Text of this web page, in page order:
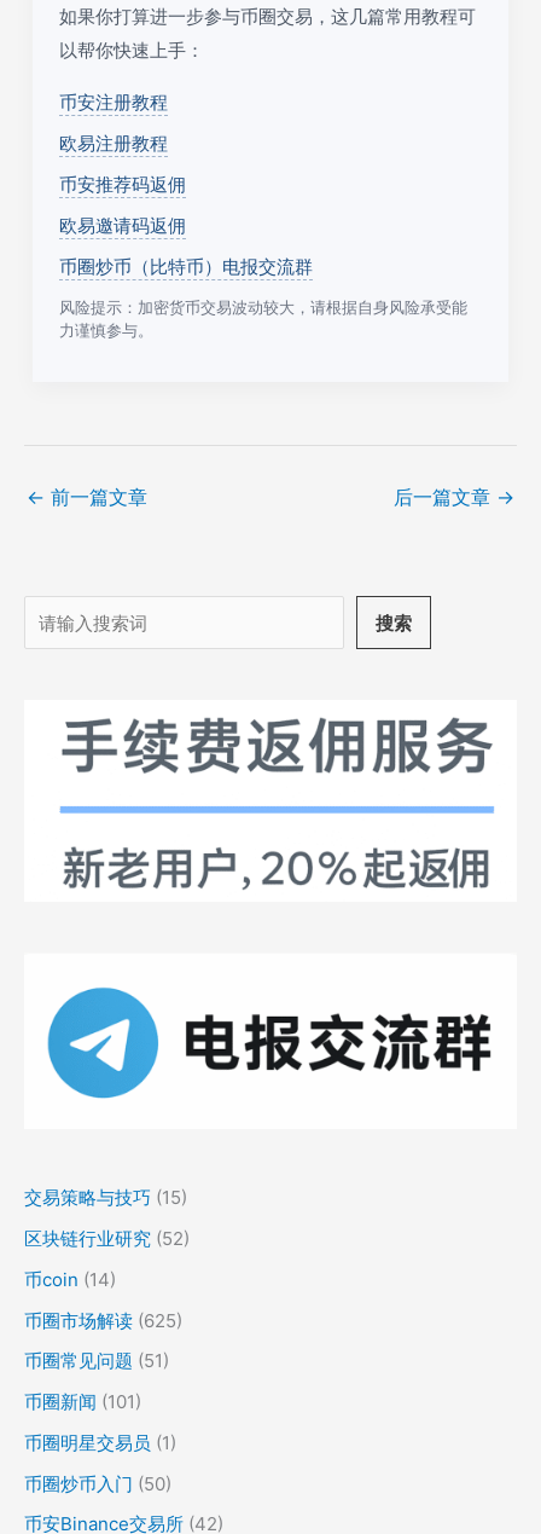
如果你打算进一步参与币圈交易，这几篇常用教程可
以帮你快速上手：
币安注册教程
欧易注册教程
币安推荐码返佣
欧易邀请码返佣
币圈炒币（比特币）电报交流群
风险提示：加密货币交易波动较大，请根据自身风险承受能
力谨慎参与。
← 前一篇文章 后一篇文章 →
搜
索
搜索
交易策略与技巧 (15)
区块链行业研究 (52)
币coin (14)
币圈市场解读 (625)
币圈常见问题 (51)
币圈新闻 (101)
币圈明星交易员 (1)
币圈炒币入门 (50)
币安Binance交易所 (42)